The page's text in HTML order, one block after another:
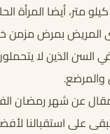
لمسافة تزيد عن 80 كيلو متر، أيضا
المريض بمرض مزمن
السن الذين لا
على استقبالنا